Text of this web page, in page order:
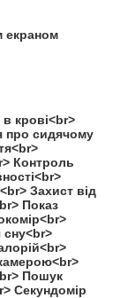
екраном
крові<br>
про сидячому
Контроль
Захист від
Показ
сну<br>
Пошук
Секундомір